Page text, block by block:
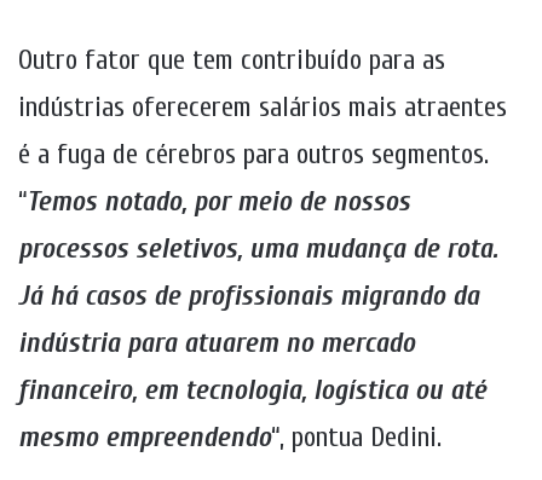
Outro fator que tem contribuído para as
indústrias oferecerem salários mais atraentes
é a fuga de cérebros para outros segmentos.
“Temos notado, por meio de nossos
processos seletivos, uma mudança de rota.
Já há casos de profissionais migrando da
indústria para atuarem no mercado
financeiro, em tecnologia, logística ou até
mesmo empreendendo“, pontua Dedini.